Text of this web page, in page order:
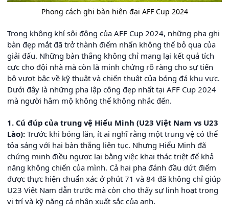
Phong cách ghi bàn hiện đại AFF Cup 2024
Trong không khí sôi động của AFF Cup 2024, những pha ghi
bàn đẹp mắt đã trở thành điểm nhấn không thể bỏ qua của
giải đấu. Những bàn thắng không chỉ mang lại kết quả tích
cực cho đội nhà mà còn là minh chứng rõ ràng cho sự tiến
bộ vượt bậc về kỹ thuật và chiến thuật của bóng đá khu vực.
Dưới đây là những pha lập công đẹp nhất tại AFF Cup 2024
mà người hâm mộ không thể không nhắc đến.
1. Cú đúp của trung vệ Hiểu Minh (U23 Việt Nam vs U23
Lào): Trước khi bóng lăn, ít ai nghĩ rằng một trung vệ có thể
tỏa sáng với hai bàn thắng liên tục. Nhưng Hiểu Minh đã
chứng minh điều ngược lại bằng việc khai thác triệt để khả
năng không chiến của mình. Cả hai pha đánh đầu dứt điểm
được thực hiện chuẩn xác ở phút 71 và 84 đã không chỉ giúp
U23 Việt Nam dẫn trước mà còn cho thấy sự linh hoạt trong
vị trí và kỹ năng cá nhân xuất sắc của anh.